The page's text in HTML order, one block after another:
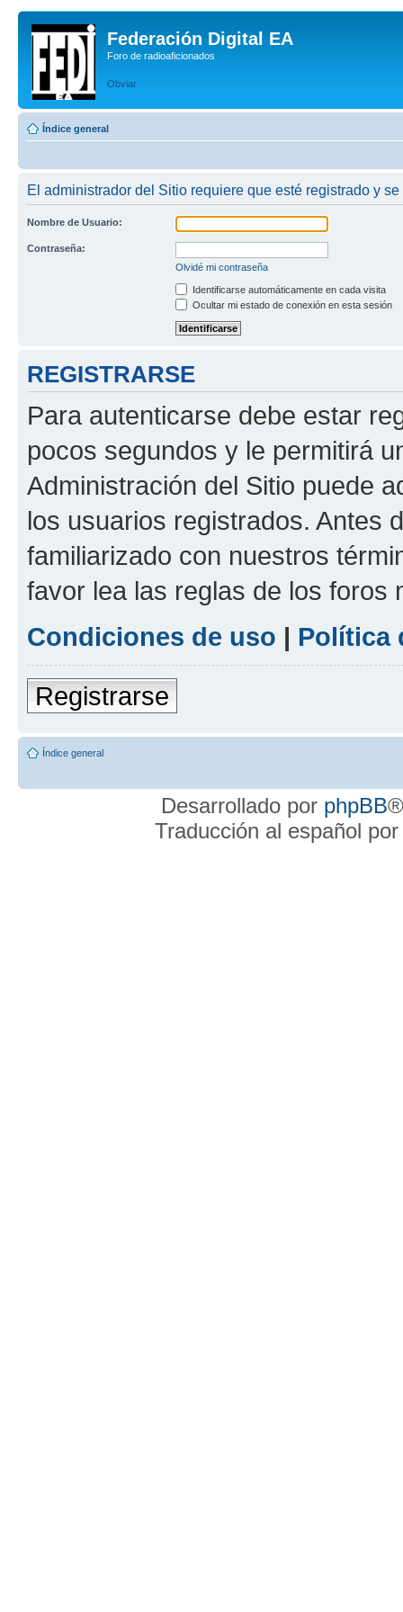
Federación Digital EA
Foro de radioaficionados
Obviar
Índice general
El administrador del Sitio requiere que esté registrado y
Nombre de Usuario:
Contraseña:
Olvidé mi contraseña
Identificarse automáticamente en cada visita
Ocultar mi estado de conexión en esta sesión
REGISTRARSE
Para autenticarse debe estar
pocos segundos y le permitirá
Administración del Sitio puede
los usuarios registrados. Antes
familiarizado con nuestros
favor lea las reglas de los foros
Condiciones de uso | Política
Registrarse
Índice general
Desarrollado por phpBB
Traducción al español